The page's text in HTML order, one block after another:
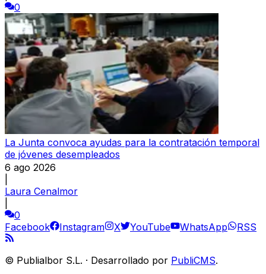
0
La Junta convoca ayudas para la contratación temporal
de jóvenes desempleados
6 ago 2026
Laura Cenalmor
0
Facebook
Instagram X YouTube WhatsApp RSS
© Publialbor S.L. · Desarrollado por PubliCMS.